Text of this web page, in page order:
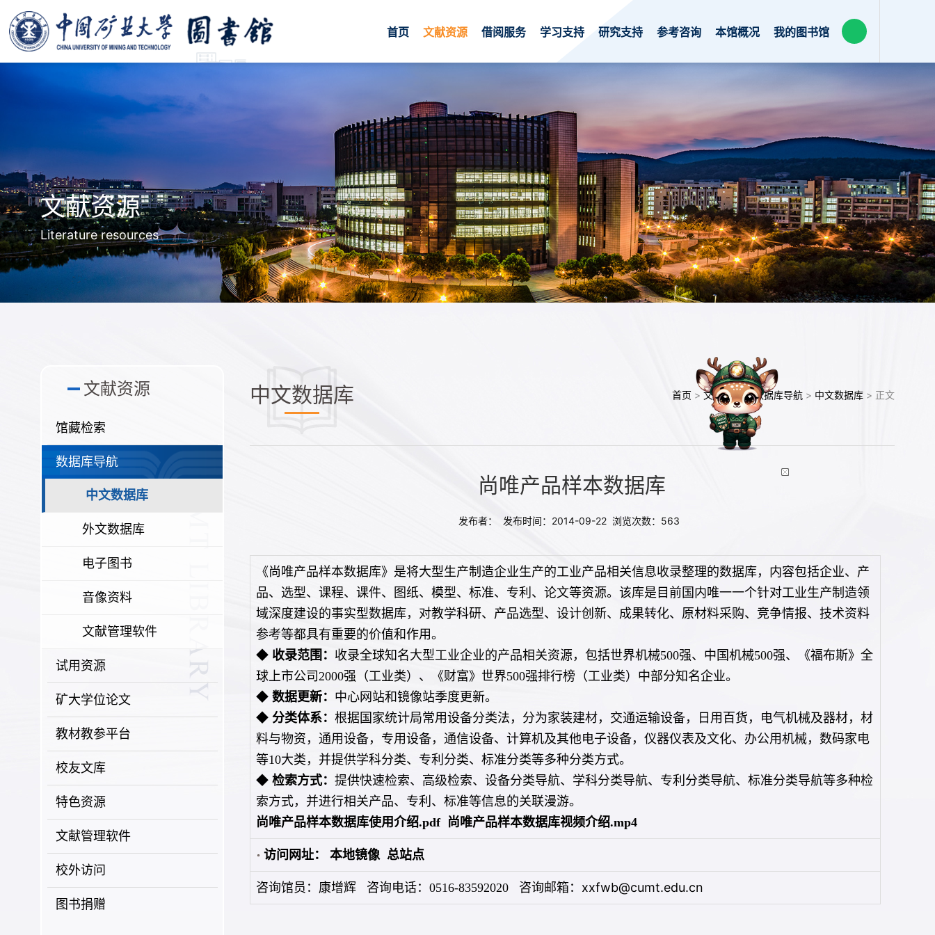
首页 文献资源 借阅服务 学习支持 研究支持 参考咨询 本馆概况 我的图书馆
文献资源
Literature resources
文献资源
馆藏检索
数据库导航
中文数据库
外文数据库
电子图书
音像资料
文献管理软件
试用资源
矿大学位论文
教材教参平台
校友文库
特色资源
文献管理软件
校外访问
图书捐赠
中文数据库 首页 > 文献资源>数据库导航> 中文数据库> 正文
尚唯产品样本数据库
发布者： 发布时间：2014-09-22 浏览次数： 563
《尚唯产品样本数据库》是将大型生产制造企业生产的工业产品相关信息收录整理的数据库，内容包括企业、产
品、选型、课程、课件、图纸、模型、标准、专利、论文等资源。该库是目前国内唯一一个针对工业生产制造领
域深度建设的事实型数据库，对教学科研、产品选型、设计创新、成果转化、原材料采购、竞争情报、技术资料
参考等都具有重要的价值和作用。
◆ 收录范围： 收录全球知名大型工业企业的产品相关资源，包括世界机械500强、中国机械500强、《福布斯》全
球上市公司2000强（工业类）、《财富》世界500强排行榜（工业类）中部分知名企业。
◆数据更新： 中心网站和镜像站季度更新。
◆分类体系：根据国家统计局常用设备分类法，分为家装建材，交通运输设备，日用百货，电气机械及器材，材
料与物资，通用设备，专用设备，通信设备、计算机及其他电子设备，仪器仪表及文化、办公用机械，数码家电
等10大类，并提供学科分类、专利分类、标准分类等多种分类方式。
◆检索方式：提供快速检索、高级检索、设备分类导航、学科分类导航、专利分类导航、标准分类导航等多种检
索方式，并进行相关产品、专利、标准等信息的关联漫游。
尚唯产品样本数据库使用介绍.pdf 尚唯产品样本数据库视频介绍.mp4
访问网址：本地镜像 总站点
咨询馆员：康增辉 咨询电话：0516-83592020 咨询邮箱： xxfwb@cumt.edu.cn